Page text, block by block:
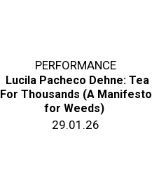
PERFORMANCE
Lucila Pacheco Dehne: Tea
For Thousands (A Manifesto
for Weeds)
29.01.26